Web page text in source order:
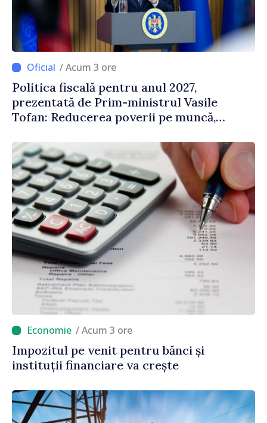
/ Acum 3 ore
Politica fiscală pentru anul 2027,
prezentată de Prim-ministrul Vasile
Tofan: Reducerea poverii pe muncă,
echitabilă
/ Acum 3 ore
Impozitul pe venit pentru bănci și
instituții financiare va crește